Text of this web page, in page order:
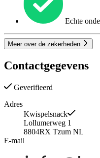
Echte
Meer over de zekerheden
Contactgegevens
Geverifieerd
Adres
Kwispelsnack
Lollumerweg 1
8804RX Tzum NL
E-mail